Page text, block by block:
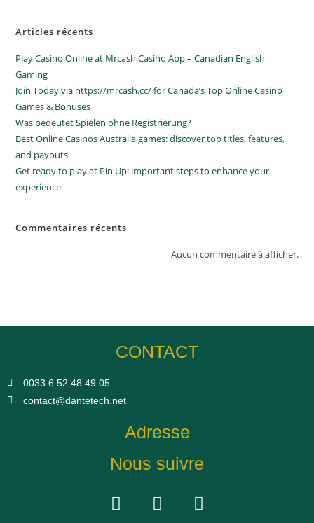
Articles récents
Play Casino Online at Mrcash Casino App – Canadian English
Gaming
Join Today via https://mrcash.cc/ for Canada’s Top Online Casino
Games & Bonuses
Was bedeutet Spielen ohne Registrierung?
Best Online Casinos Australia games: discover top titles, features,
and payouts
Get ready to play at Pin Up: important steps to enhance your
experience
Commentaires récents
Aucun commentaire à afficher.
CONTACT
0033 6 52 48 49 05​
contact@dantetech.net
Adresse
Nous suivre